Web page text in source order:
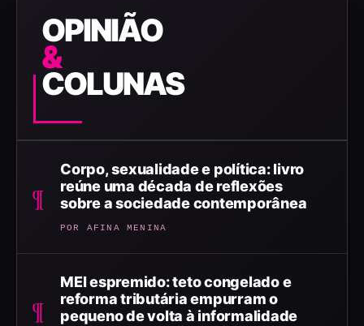
OPINIÃO
&
COLUNAS
¶
Corpo, sexualidade e política: livro
reúne uma década de reflexões
sobre a sociedade contemporânea
POR AFINA MENINA
¶
MEI espremido: teto congelado e
reforma tributária empurram o
pequeno de volta à informalidade